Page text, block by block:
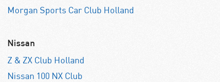
Morgan Sports Car Club Holland
Nissan
Z & ZX Club Holland
Nissan 100 NX Club